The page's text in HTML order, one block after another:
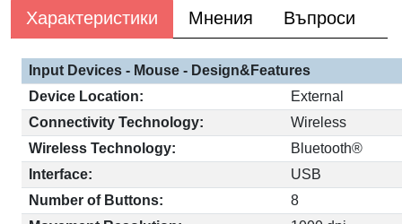
Характеристики Мнения Въпроси
Input Devices - Mouse - Design&Features
Device Location:
External
Connectivity Technology:
Wireless
Wireless Technology:
Bluetooth®
Interface:
USB
Number of Buttons:
8